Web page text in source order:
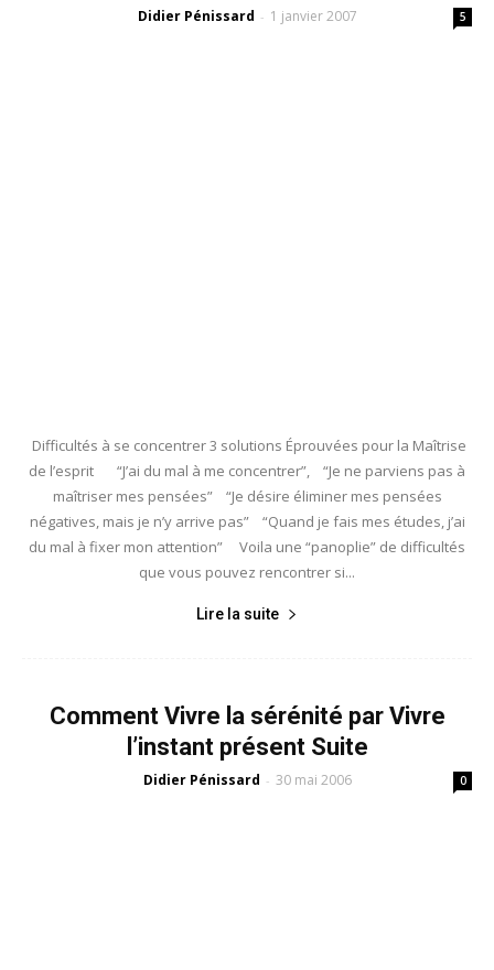
Didier Pénissard - 1 janvier 2007 5
Difficultés à se concentrer 3 solutions Éprouvées pour la Maîtrise
de l’esprit “J’ai du mal à me concentrer”, “Je ne parviens pas à
maîtriser mes pensées” “Je désire éliminer mes pensées
négatives, mais je n’y arrive pas” “Quand je fais mes études, j’ai
du mal à fixer mon attention” Voila une “panoplie” de difficultés
que vous pouvez rencontrer si...
Lire la suite
Comment Vivre la sérénité par Vivre
l’instant présent Suite
Didier Pénissard - 30 mai 2006 0